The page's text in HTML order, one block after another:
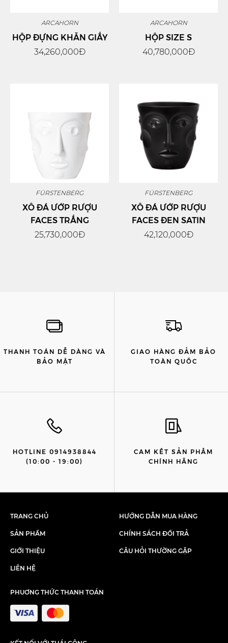
ARCAHORN
HỘP ĐỰNG KHĂN GIẤY
34,260,000Đ
ARCAHORN
HỘP SIZE S
40,780,000Đ
FÜRSTENBERG
XÔ ĐÁ ƯỚP RƯỢU
FACES TRẮNG
25,730,000Đ
FÜRSTENBERG
XÔ ĐÁ ƯỚP RƯỢU
FACES ĐEN SATIN
42,120,000Đ
THANH TOÁN DỄ DÀNG VÀ
BẢO MẬT
GIAO HÀNG ĐẢM BẢO
TOÀN QUỐC
HOTLINE 0914938844
(10:00 - 19:00)
CAM KẾT SẢN PHẨM
CHÍNH HÃNG
TRANG CHỦ
SẢN PHẨM
GIỚI THIỆU
LIÊN HỆ
HƯỚNG DẪN MUA HÀNG
CHÍNH SÁCH ĐỔI TRẢ
CÂU HỎI THƯỜNG GẶP
PHUƠNG THỨC THANH TOÁN